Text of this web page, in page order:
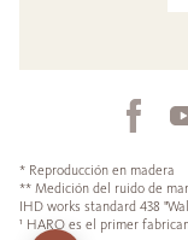
* Reproducción en madera
** Medición del ruido de
IHD works standard 438
¹ HARO es el primer